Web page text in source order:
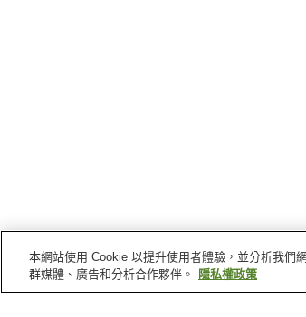
本網站使用 Cookie 以提升使用者體驗，並分析我們
群媒體、廣告和分析合作夥伴。
隱私權政策